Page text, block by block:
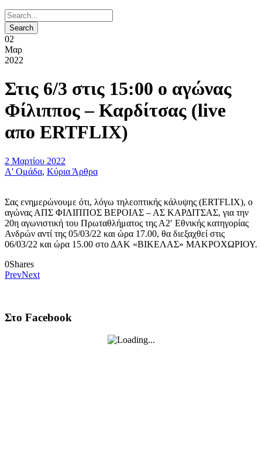
02
Μαρ
2022
Στις 6/3 στις 15:00 ο αγώνας
Φίλιππος – Καρδίτσας (live
απο ERTFLIX)
2 Μαρτίου 2022
Α' Ομάδα, Κύρια Άρθρα
Σας ενημερώνουμε ότι, λόγω τηλεοπτικής κάλυψης (ERTFLIX), ο
αγώνας ΑΠΣ ΦΙΛΙΠΠΟΣ ΒΕΡΟΙΑΣ – ΑΣ ΚΑΡΔΙΤΣΑΣ, για την
20η αγωνιστική του Πρωταθλήματος της Α2′ Εθνικής κατηγορίας
Ανδρών αντί της 05/03/22 και ώρα 17.00, θα διεξαχθεί στις
06/03/22 και ώρα 15.00 στο ΔΑΚ «ΒΙΚΕΛΑΣ» ΜΑΚΡΟΧΩΡΙΟΥ.
0Shares
PrevNext
Στο Facebook